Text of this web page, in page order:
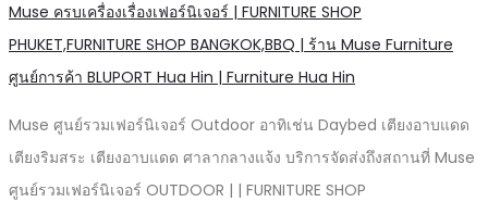
Muse ครบเครื่องเรื่องเฟอร์นิเจอร์ | FURNITURE SHOP
PHUKET,FURNITURE SHOP BANGKOK,BBQ | ร้าน Muse Furniture
ศูนย์การค้า BLUPORT Hua Hin | Furniture Hua Hin
Muse ศูนย์รวมเฟอร์นิเจอร์ Outdoor อาทิเช่น Daybed เตียงอาบแดด
เตียงริมสระ เตียงอาบแดด ศาลากลางแจ้ง บริการจัดส่งถึงสถานที่ Muse
ศูนย์รวมเฟอร์นิเจอร์ OUTDOOR | | FURNITURE SHOP